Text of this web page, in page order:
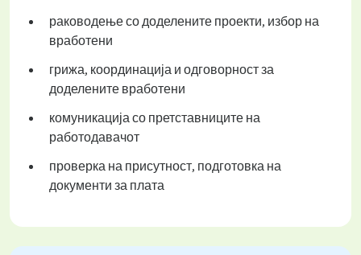
раководење со доделените проекти, избор на
вработени
грижа, координација и одговорност за
доделените вработени
комуникација со претставниците на
работодавачот
проверка на присутност, подготовка на
документи за плата